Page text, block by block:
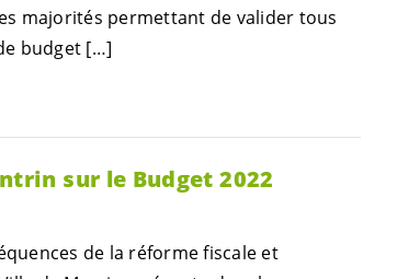
majorités permettant de valider tous
budget […]
sur le Budget 2022
de la réforme fiscale et